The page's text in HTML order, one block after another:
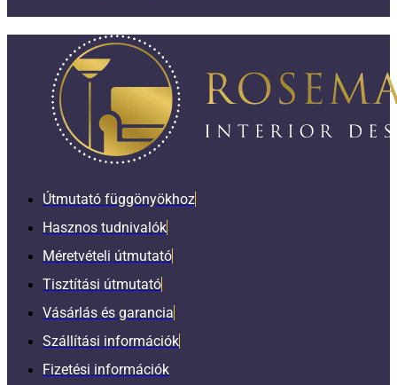
Útmutató függönyökhoz
Hasznos tudnivalók
Méretvételi útmutató
Tisztítási útmutató
Vásárlás és garancia
Szállítási információk
Fizetési információk